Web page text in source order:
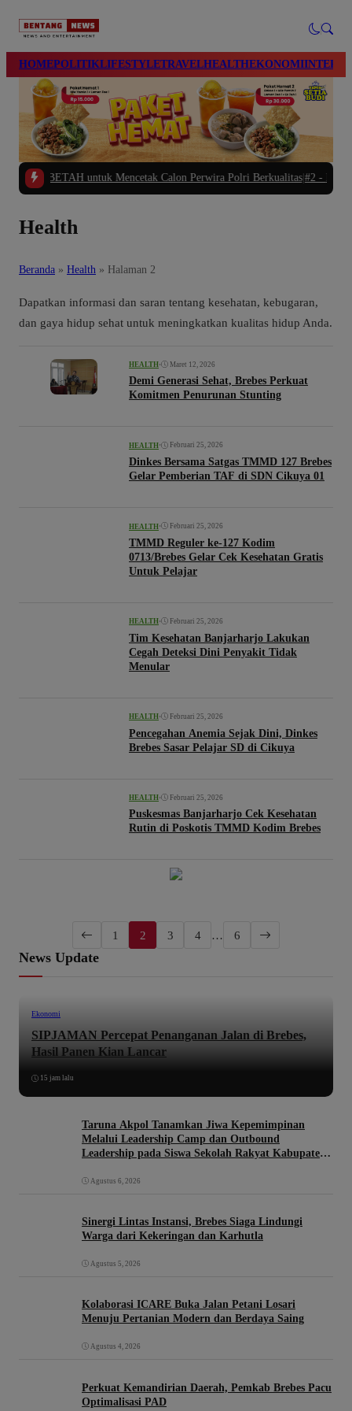
HOMEPOLITIKLIFESTYLETRAVELHEALTHEKONOMI
BETAH untuk Mencetak Calon Perwira Polri Berkualitas|#2 -Polres Brebes
Health
Beranda » Health » Halaman 2
Dapatkan informasi dan saran tentang kesehatan, kebugaran,
dan gaya hidup sehat untuk meningkatkan kualitas hidup Anda.
HEALTH• Maret 12, 2026
Demi Generasi Sehat, Brebes Perkuat
Komitmen Penurunan Stunting
HEALTH• Februari 25, 2026
Dinkes Bersama Satgas TMMD 127 Brebes
Gelar Pemberian TAF di SDN Cikuya 01
HEALTH• Februari 25, 2026
TMMD Reguler ke-127 Kodim
0713/Brebes Gelar Cek Kesehatan Gratis
Untuk Pelajar
HEALTH• Februari 25, 2026
Tim Kesehatan Banjarharjo Lakukan
Cegah Deteksi Dini Penyakit Tidak
Menular
HEALTH• Februari 25, 2026
Pencegahan Anemia Sejak Dini, Dinkes
Brebes Sasar Pelajar SD di Cikuya
HEALTH• Februari 25, 2026
Puskesmas Banjarharjo Cek Kesehatan
Rutin di Poskotis TMMD Kodim Brebes
1 2 3 4 … 6
News Update
Ekonomi
SIPJAMAN Percepat Penanganan Jalan di Brebes,
Hasil Panen Kian Lancar
15 jam lalu
Taruna Akpol Tanamkan Jiwa Kepemimpinan
Melalui Leadership Camp dan Outbound
Leadership pada Siswa Sekolah Rakyat Kabupaten
Agustus 6, 2026
Sinergi Lintas Instansi, Brebes Siaga Lindungi
Warga dari Kekeringan dan Karhutla
Agustus 5, 2026
Kolaborasi ICARE Buka Jalan Petani Losari
Menuju Pertanian Modern dan Berdaya Saing
Agustus 4, 2026
Perkuat Kemandirian Daerah, Pemkab Brebes Pacu
Optimalisasi PAD